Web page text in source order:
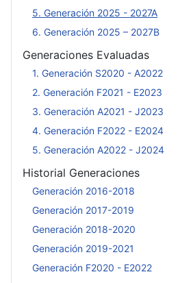
5. Generación 2025 - 2027A
6. Generación 2025 – 2027B
Generaciones Evaluadas
1. Generación S2020 - A2022
2. Generación F2021 - E2023
3. Generación A2021 - J2023
4. Generación F2022 - E2024
5. Generación A2022 - J2024
Historial Generaciones
Generación 2016-2018
Generación 2017-2019
Generación 2018-2020
Generación 2019-2021
Generación F2020 - E2022